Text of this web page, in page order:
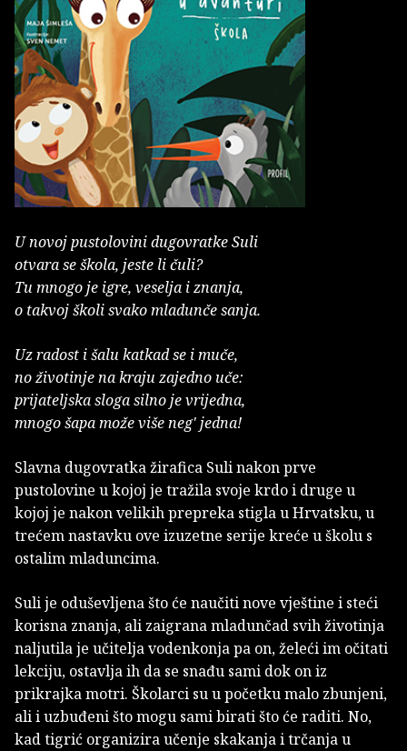
U novoj pustolovini dugovratke Suli
otvara se škola, jeste li čuli?
Tu mnogo je igre, veselja i znanja,
o takvoj školi svako mladunče sanja.
Uz radost i šalu katkad se i muče,
no životinje na kraju zajedno uče:
prijateljska sloga silno je vrijedna,
mnogo šapa može više neg' jedna!
Slavna dugovratka žirafica Suli nakon prve
pustolovine u kojoj je tražila svoje krdo i druge u
kojoj je nakon velikih prepreka stigla u Hrvatsku, u
trećem nastavku ove izuzetne serije kreće u školu s
ostalim mladuncima.
Suli je oduševljena što će naučiti nove vještine i steći
korisna znanja, ali zaigrana mladunčad svih životinja
naljutila je učitelja vodenkonja pa on, želeći im očitati
lekciju, ostavlja ih da se snađu sami dok on iz
prikrajka motri. Školarci su u početku malo zbunjeni,
ali i uzbuđeni što mogu sami birati što će raditi. No,
kad tigrić organizira učenje skakanja i trčanja u